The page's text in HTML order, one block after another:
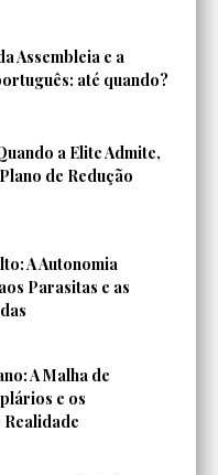
Assembleia e a
até quando?
a Elite Admite,
de Redução
A Autonomia
Parasitas e as
A Malha de
e os